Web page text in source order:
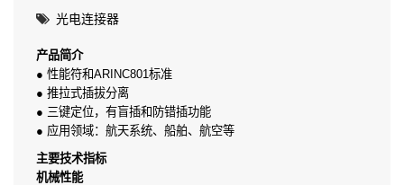
光电连接器
产品简介
● 性能符和ARINC801标准
● 推拉式插拔分离
● 三键定位，有盲插和防错插功能
● 应用领域：航天系统、船舶、航空等
主要技术指标
机械性能